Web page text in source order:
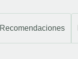
Recomendaciones